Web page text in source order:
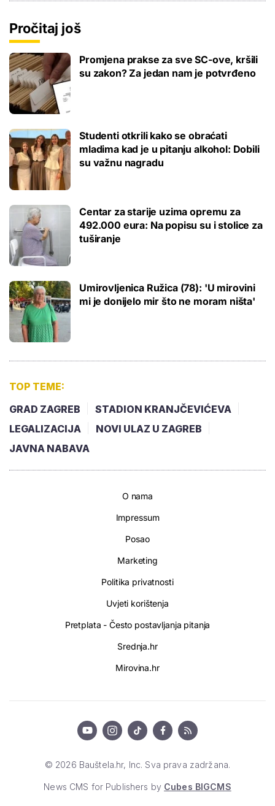
Pročitaj još
Promjena prakse za sve SC-ove, kršili
su zakon? Za jedan nam je potvrđeno
Studenti otkrili kako se obraćati
mladima kad je u pitanju alkohol: Dobili
su važnu nagradu
Centar za starije uzima opremu za
492.000 eura: Na popisu su i stolice za
tuširanje
Umirovljenica Ružica (78): 'U mirovini
mi je donijelo mir što ne moram ništa'
TOP TEME:
GRAD ZAGREB
STADION KRANJČEVIĆEVA
LEGALIZACIJA
NOVI ULAZ U ZAGREB
JAVNA NABAVA
O nama
Impressum
Posao
Marketing
Politika privatnosti
Uvjeti korištenja
Pretplata - Često postavljanja pitanja
Srednja.hr
Mirovina.hr
© 2026 Bauštela.hr, Inc. Sva prava zadržana.
News CMS for Publishers by Cubes BIGCMS